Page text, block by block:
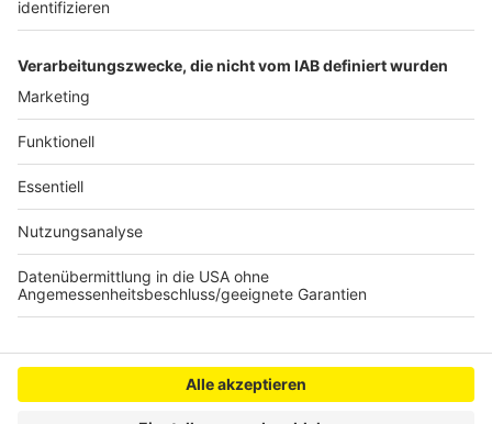
Nelson Müller live erleben? Hier gibt esInfos zu den
Anzeige